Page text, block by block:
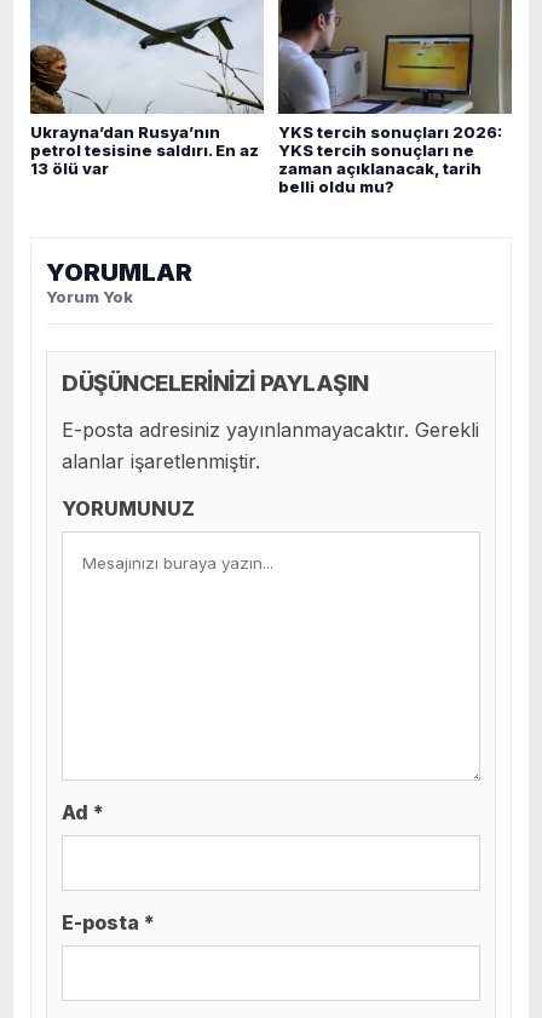
Ukrayna’dan Rusya’nın
petrol tesisine saldırı. En az
13 ölü var
YKS tercih sonuçları 2026:
YKS tercih sonuçları ne
zaman açıklanacak, tarih
belli oldu mu?
YORUMLAR
Yorum Yok
DÜŞÜNCELERİNİZİ PAYLAŞIN
E-posta adresiniz yayınlanmayacaktır. Gerekli
alanlar işaretlenmiştir.
YORUMUNUZ
Ad *
E-posta *